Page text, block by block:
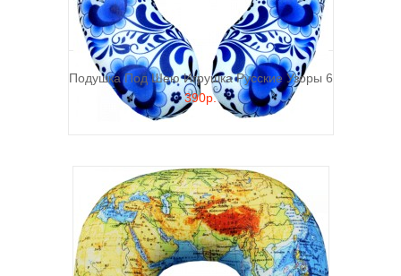
Подушка Под Шею Игрушка Русские Узоры 6
390р.